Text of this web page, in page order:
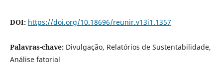
DOI: https://doi.org/10.18696/reunir.v13i1.1357
Palavras-chave: Divulgação, Relatórios de Sustentabilidade,
Análise fatorial